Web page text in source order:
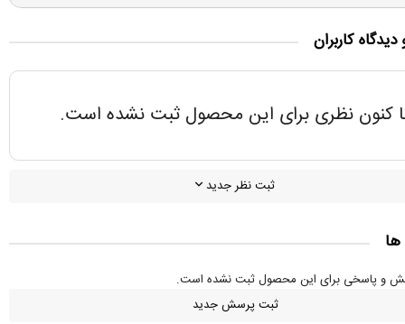
دیدگاه کاربران
کنون نظری برای این محصول ثبت نشده است.
ثبت نظر جدید
و پاسخی برای این محصول ثبت نشده است.
ثبت پرسش جدید